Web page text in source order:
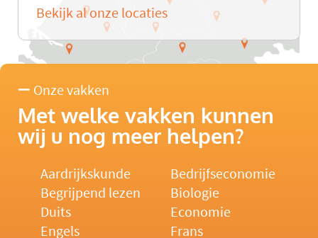
Bekijk al onze locaties
Onze vakken
Met welke vakken kunnen
wij u nog meer helpen?
Aardrijkskunde
Bedrijfseconomie
Begrijpend lezen
Biologie
Duits
Economie
Engels
Frans